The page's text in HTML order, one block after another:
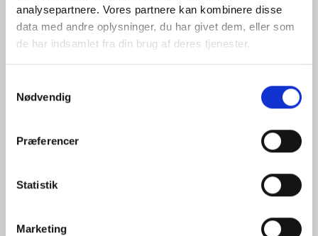
analysepartnere. Vores partnere kan kombinere disse
data med andre oplysninger, du har givet dem, eller som
de har indsamlet fra din brug af deres tjenester.
Nødvendig
Præferencer
Statistik
Marketing
Jeg accepterer behandlingen af mine personoplysninger i
henhold tilprivatlivspolitikken
Hvem er CEPOS